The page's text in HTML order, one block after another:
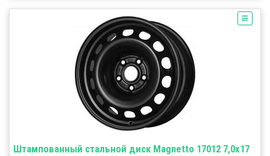
Штампованный стальной диск Magnetto 17012 7,0x17